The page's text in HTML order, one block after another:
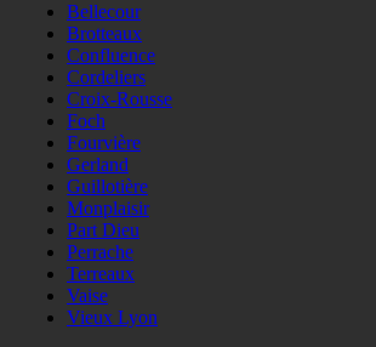
Bellecour
Brotteaux
Confluence
Cordeliers
Croix-Rousse
Foch
Fourvière
Gerland
Guillotière
Monplaisir
Part Dieu
Perrache
Terreaux
Vaise
Vieux Lyon